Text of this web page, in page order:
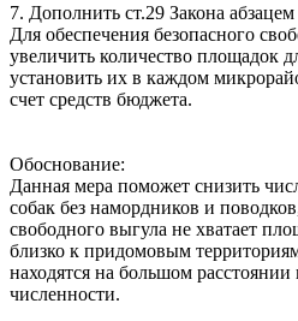
7. Дополнить ст.29 Закона
Для обеспечения безопасного
увеличить количество площадок
установить их в каждом
счет средств бюджета.
Обоснование:
Данная мера поможет снизить
собак без намордников и
свободного выгула не хватает
близко к придомовым
находятся на большом
численности.